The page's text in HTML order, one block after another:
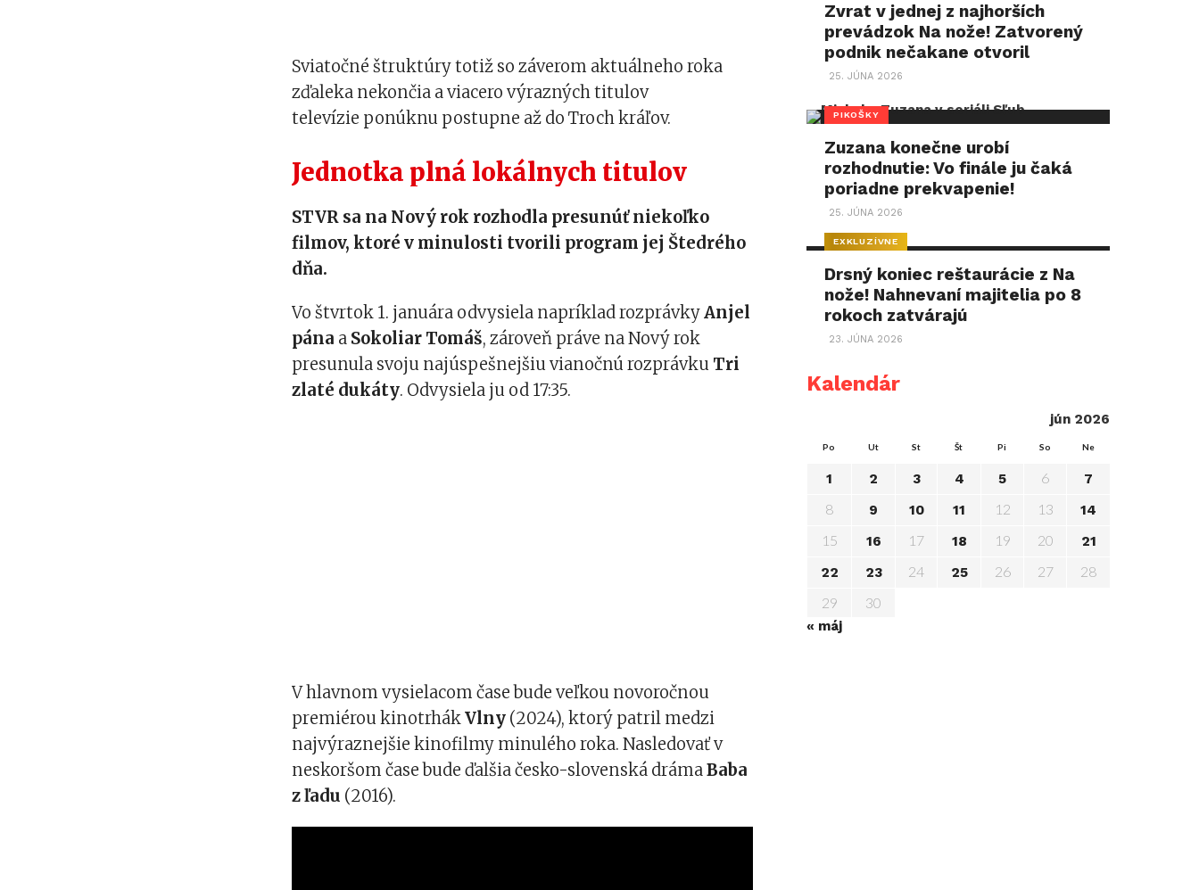
Sviatočné štruktúry totiž so záverom aktuálneho roka
zďaleka nekončia a viacero výrazných titulov
televízie ponúknu postupne až do Troch kráľov.
Jednotka plná lokálnych titulov
STVR sa na Nový rok rozhodla presunúť niekoľko
filmov, ktoré v minulosti tvorili program jej Štedrého
dňa.
Vo štvrtok 1. januára odvysiela napríklad rozprávkyAnjel
pána a Sokoliar Tomáš, zároveň práve na Nový rok
presunula svoju najúspešnejšiu vianočnú rozprávku Tri
zlaté dukáty. Odvysiela ju od 17:35.
V hlavnom vysielacom čase bude veľkou novoročnou
premiérou kinotrhákVlny (2024), ktorý patril medzi
najvýraznejšie kinofilmy minulého roka. Nasledovať v
neskoršom čase bude ďalšia česko-slovenská drámaBaba
z ľadu (2016).
Zvrat v jednej z najhorších
prevádzok Na nože! Zatvorený
podnik nečakane otvoril
25. JÚNA 2026
PIKOŠKY
Zuzana konečne urobí
rozhodnutie: Vo finále ju čaká
poriadne prekvapenie!
25. JÚNA 2026
EXKLUZÍVNE
Drsný koniec reštaurácie z Na
nože! Nahnevaní majitelia po 8
rokoch zatvárajú
23. JÚNA 2026
Kalendár
jún 2026
Po Ut St Št Pi So Ne
1 2 3 4 5 6 7
8 9 10 11 12 13 14
15 16 17 18 19 20
21
22
23 24 25 26 27
28
29
30
« máj